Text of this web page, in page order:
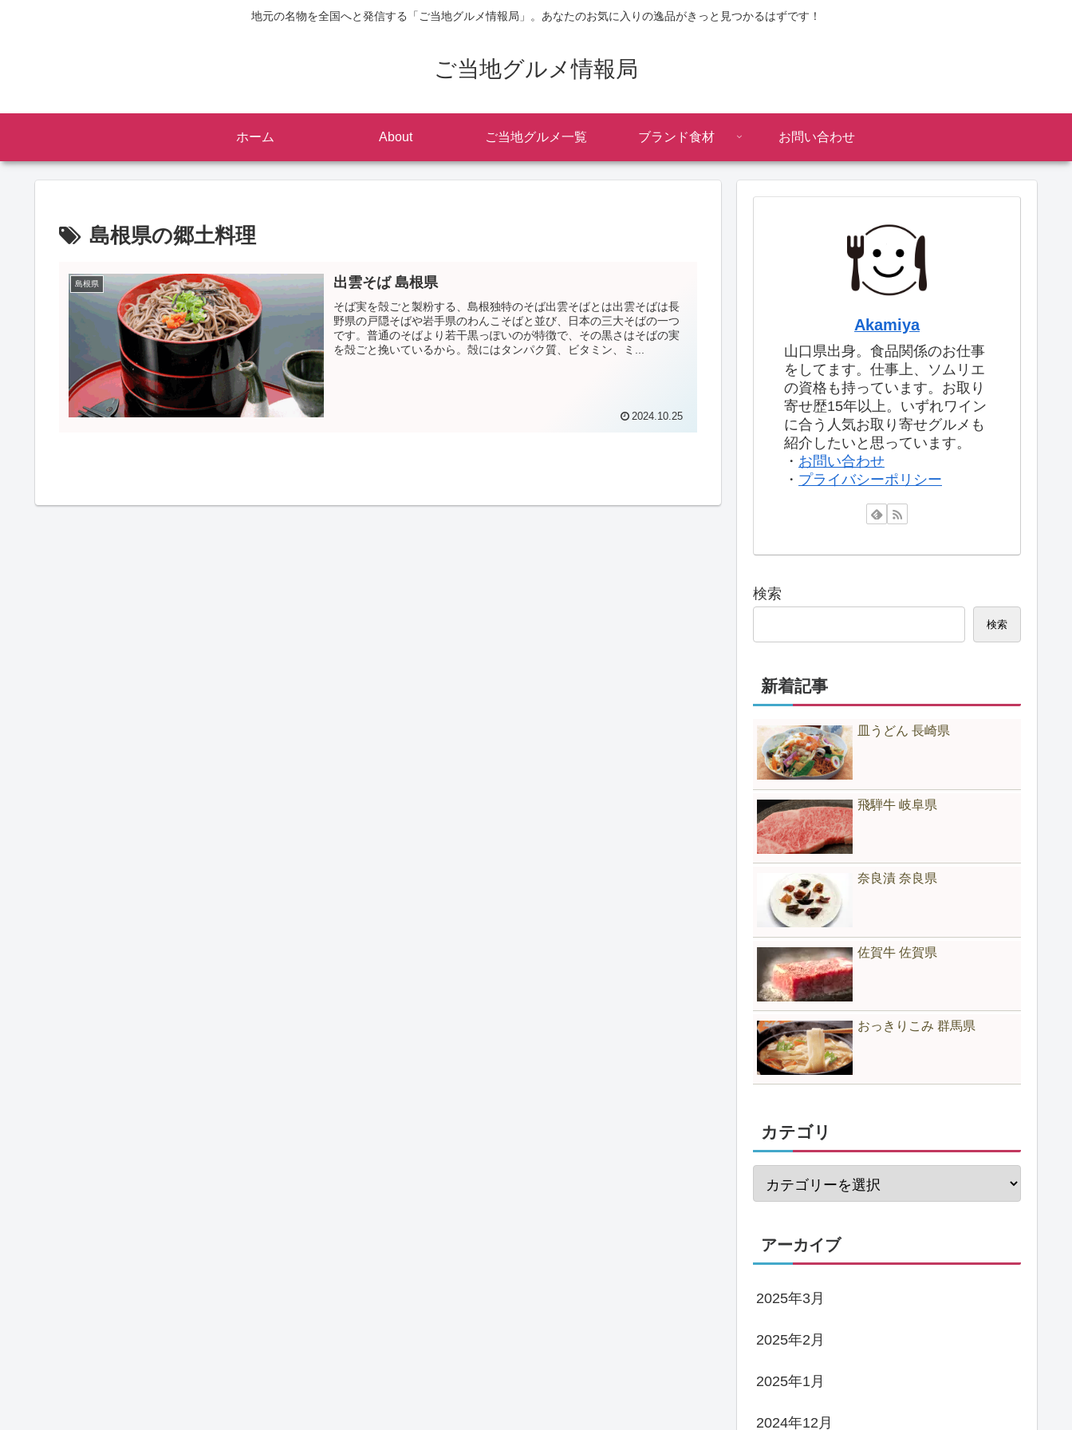
地元の名物を全国へと発信する「ご当地グルメ情報局」。あなたのお気に入りの逸品がきっと見つかるはずです！
ご当地グルメ情報局
ホーム About ご当地グルメ一覧 ブランド食材 お問い合わせ
島根県の郷土料理
島根県 出雲そば 島根県
そば実を殻ごと製粉する、島根独特のそば出雲そばとは出雲そばは長
野県の戸隠そばや岩手県のわんこそばと並び、日本の三大そばの一つ
です。普通のそばより若干黒っぽいのが特徴で、その黒さはそばの実
を殻ごと挽いているから。殻にはタンパク質、ビタミン、ミ...
2024.10.25
Akamiya
山口県出身。食品関係のお仕事
をしてます。仕事上、ソムリエ
の資格も持っています。お取り
寄せ歴15年以上。いずれワイン
に合う人気お取り寄せグルメも
紹介したいと思っています。
・ お問い合わせ
・ プライバシーポリシー
検索
検索
新着記事
皿うどん 長崎県
飛騨牛 岐阜県
奈良漬 奈良県
佐賀牛 佐賀県
おっきりこみ 群馬県
カテゴリ
アーカイブ
2025年3月
2025年2月
2025年1月
2024年12月